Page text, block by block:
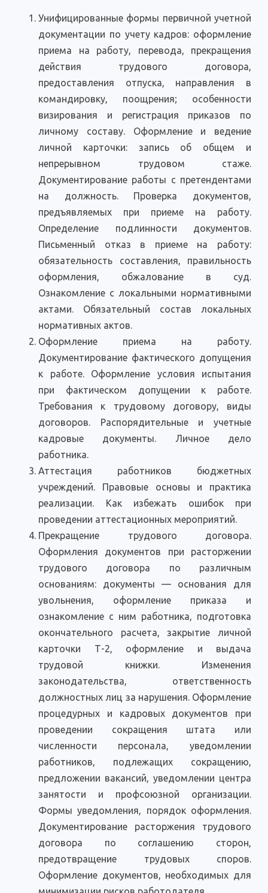
Унифицированные формы первичной учетной
документации по учету кадров: оформление
приема на работу, перевода, прекращения
действия трудового договора,
предоставления отпуска, направления в
командировку, поощрения; особенности
визирования и регистрация приказов по
личному составу. Оформление и ведение
личной карточки: запись об общем и
непрерывном трудовом стаже.
Документирование работы с претендентами
на должность. Проверка документов,
предъявляемых при приеме на работу.
Определение подлинности документов.
Письменный отказ в приеме на работу:
обязательность составления, правильность
оформления, обжалование в суд.
Ознакомление с локальными нормативными
актами. Обязательный состав локальных
нормативных актов.
Оформление приема на работу.
Документирование фактического допущения
к работе. Оформление условия испытания
при фактическом допущении к работе.
Требования к трудовому договору, виды
договоров. Распорядительные и учетные
кадровые документы. Личное дело
работника.
Аттестация работников бюджетных
учреждений. Правовые основы и практика
реализации. Как избежать ошибок при
проведении аттестационных мероприятий.
Прекращение трудового договора.
Оформления документов при расторжении
трудового договора по различным
основаниям: документы — основания для
увольнения, оформление приказа и
ознакомление с ним работника, подготовка
окончательного расчета, закрытие личной
карточки Т-2, оформление и выдача
трудовой книжки. Изменения
законодательства, ответственность
должностных лиц за нарушения. Оформление
процедурных и кадровых документов при
проведении сокращения штата или
численности персонала, уведомлении
работников, подлежащих сокращению,
предложении вакансий, уведомлении центра
занятости и профсоюзной организации.
Формы уведомления, порядок оформления.
Документирование расторжения трудового
договора по соглашению сторон,
предотвращение трудовых споров.
Оформление документов, необходимых для